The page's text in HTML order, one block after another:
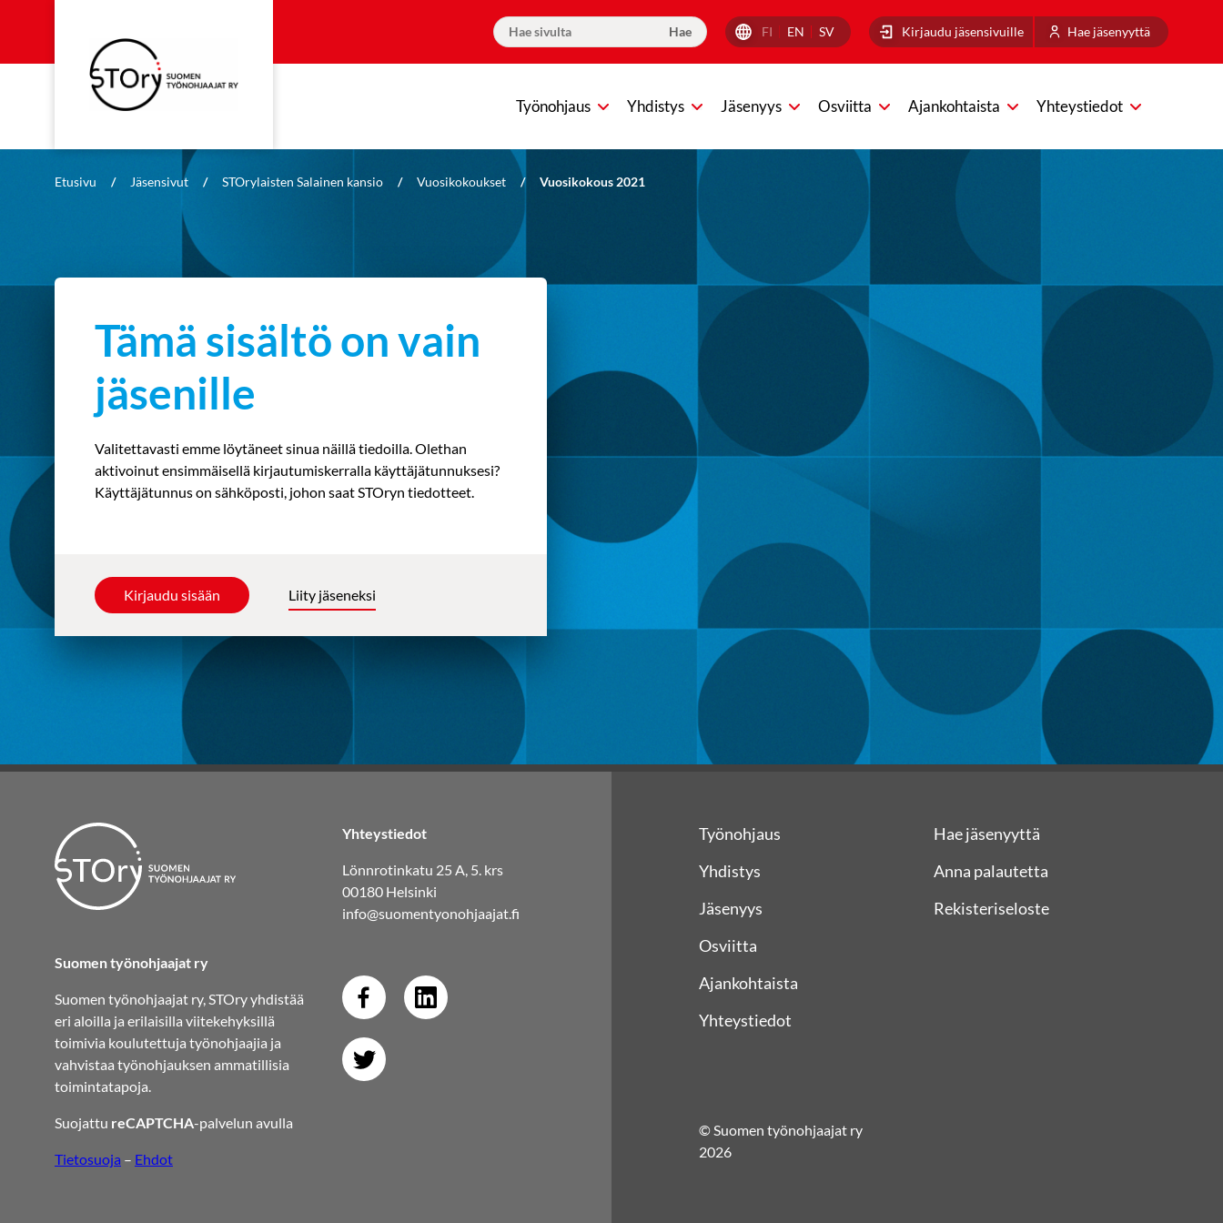
FI EN SV Kirjaudu jäsensivuille Hae jäsenyyttä
Työnohjaus Yhdistys Jäsenyys Osviitta Ajankohtaista Yhteystiedot
Etusivu / Jäsensivut / STOrylaisten Salainen kansio / Vuosikokoukset / Vuosikokous 2021
Tämä sisältö on vain
jäsenille
Valitettavasti emme löytäneet sinua näillä tiedoilla. Olethan
aktivoinut ensimmäisellä kirjautumiskerralla käyttäjätunnuksesi?
Käyttäjätunnus on sähköposti, johon saat STOryn tiedotteet.
Kirjaudu sisään Liity jäseneksi
Suomen työnohjaajat ry
Suomen työnohjaajat ry, STOry yhdistää
eri aloilla ja erilaisilla viitekehyksillä
toimivia koulutettuja työnohjaajia ja
vahvistaa työnohjauksen ammatillisia
toimintatapoja.
Suojattu reCAPTCHA-palvelun avulla
Tietosuoja – Ehdot
Yhteystiedot
Lönnrotinkatu 25 A, 5. krs
00180 Helsinki
info@suomentyonohjaajat.fi
Työnohjaus
Yhdistys
Jäsenyys
Osviitta
Ajankohtaista
Yhteystiedot
© Suomen työnohjaajat ry
2026
Hae jäsenyyttä
Anna palautetta
Rekisteriseloste